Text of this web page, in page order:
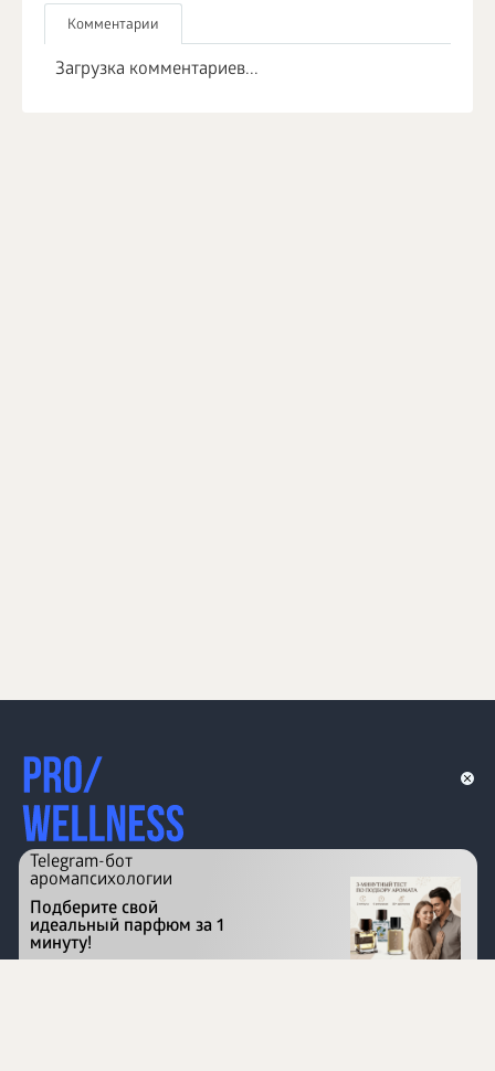
Комментарии
Загрузка комментариев...
Перейти на сайт
Telegram-бот
аромапсихологии
Подберите свой
идеальный парфюм за 1
минуту!